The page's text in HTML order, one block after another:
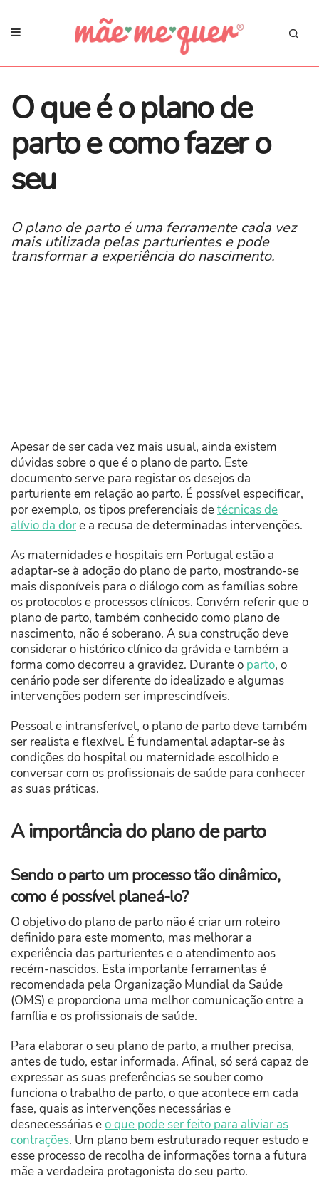
O que é o plano de
parto e como fazer o
seu
O plano de parto é uma ferramente cada vez
mais utilizada pelas parturientes e pode
transformar a experiência do nascimento.
Apesar de ser cada vez mais usual, ainda existem
dúvidas sobre o que é o plano de parto. Este
documento serve para registar os desejos da
parturiente em relação ao parto. É possível especificar,
por exemplo, os tipos preferenciais detécnicas de
alívio da dore a recusa de determinadas intervenções.
As maternidades e hospitais em Portugal estão a
adaptar-se à adoção do plano de parto, mostrando-se
mais disponíveis para o diálogo com as famílias sobre
os protocolos e processos clínicos. Convém referir que o
plano de parto, também conhecido como plano de
nascimento, não é soberano. A sua construção deve
considerar o histórico clínico da grávida e também a
forma como decorreu a gravidez. Durante o parto, o
cenário pode ser diferente do idealizado e algumas
intervenções podem ser imprescindíveis.
Pessoal e intransferível, o plano de parto deve também
ser realista e flexível. É fundamental adaptar-se às
condições do hospital ou maternidade escolhido e
conversar com os profissionais de saúde para conhecer
as suas práticas.
A importância do plano de parto
Sendo o parto um processo tão dinâmico,
como é possível planeá-lo?
O objetivo do plano de parto não é criar um roteiro
definido para este momento, mas melhorar a
experiência das parturientes e o atendimento aos
recém-nascidos. Esta importante ferramentas é
recomendada pela Organização Mundial da Saúde
(OMS) e proporciona uma melhor comunicação entre a
família e os profissionais de saúde.
Para elaborar o seu plano de parto, a mulher precisa,
antes de tudo, estar informada. Afinal, só será capaz de
expressar as suas preferências se souber como
funciona o trabalho de parto, o que acontece em cada
fase, quais as intervenções necessárias e
desnecessárias eo que pode ser feito para aliviar as
contrações. Um plano bem estruturado requer estudo e
esse processo de recolha de informações torna a futura
mãe a verdadeira protagonista do seu parto.